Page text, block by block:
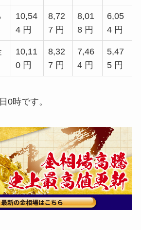
10,54
4 円
8,72
7 円
8,01
8 円
6,05
4 円
10,11
0 円
8,32
7 円
7,46
4 円
5,47
5 円
0時です。